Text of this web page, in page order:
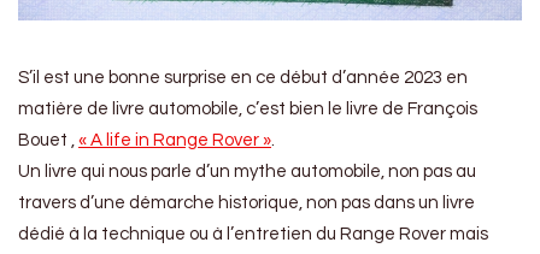
S’il est une bonne surprise en ce début d’année 2023 en
matière de livre automobile, c’est bien le livre de François
Bouet , « A life in Range Rover »
Un livre qui nous parle d’un mythe automobile, non pas au
travers d’une démarche historique, non pas dans un livre
dédié à la technique ou à l’entretien du Range Rover mais